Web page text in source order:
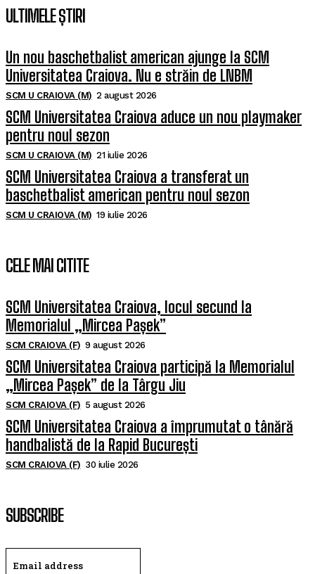
ULTIMELE ȘTIRI
Un nou baschetbalist american ajunge la SCM
Universitatea Craiova. Nu e străin de LNBM
SCM U CRAIOVA (M) 2 august 2026
SCM Universitatea Craiova aduce un nou playmaker
pentru noul sezon
SCM U CRAIOVA (M) 21 iulie 2026
SCM Universitatea Craiova a transferat un
baschetbalist american pentru noul sezon
SCM U CRAIOVA (M) 19 iulie 2026
CELE MAI CITITE
SCM Universitatea Craiova, locul secund la
Memorialul „Mircea Pașek”
SCM CRAIOVA (F) 9 august 2026
SCM Universitatea Craiova participă la Memorialul
„Mircea Pașek” de la Târgu Jiu
SCM CRAIOVA (F) 5 august 2026
SCM Universitatea Craiova a împrumutat o tânără
handbalistă de la Rapid București
SCM CRAIOVA (F) 30 iulie 2026
SUBSCRIBE